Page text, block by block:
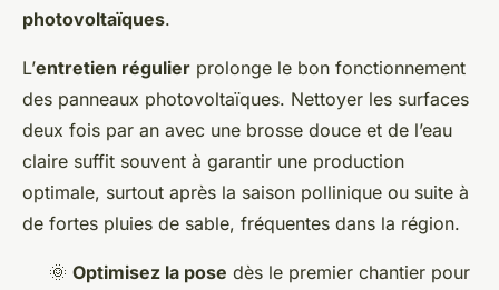
photovoltaïques.
L’entretien régulier prolonge le bon fonctionnement
des panneaux photovoltaïques. Nettoyer les surfaces
deux fois par an avec une brosse douce et de l’eau
claire suffit souvent à garantir une production
optimale, surtout après la saison pollinique ou suite à
de fortes pluies de sable, fréquentes dans la région.
🌞 Optimisez la pose dès le premier chantier pour